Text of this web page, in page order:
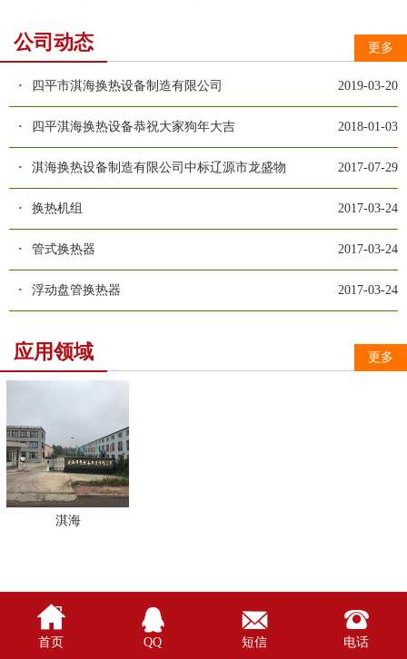
更多
公司动态
2019-03-20
· 四平市淇海换热设备制造有限公司
2018-01-03
· 四平淇海换热设备恭祝大家狗年大吉
2017-07-29
· 淇海换热设备制造有限公司中标辽源市龙盛物
2017-03-24
· 换热机组
2017-03-24
· 管式换热器
2017-03-24
· 浮动盘管换热器
更多
应用领域
淇海

首页 
QQ 
短信 
电话